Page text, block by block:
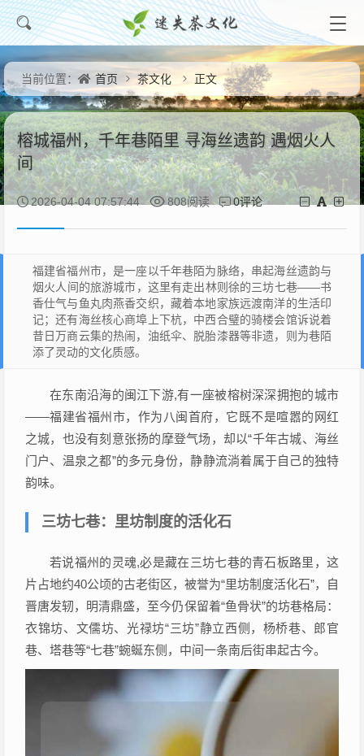
当前位置： 首页 茶文化 正文
榕城福州，千年巷陌里 寻海丝遗韵 遇烟火人
间
2026-04-04 07:57:44 808阅读 0评论
福建省福州市，是一座以千年巷陌为脉络，串起海丝遗韵与
烟火人间的旅游城市，这里有走出林则徐的三坊七巷——书
香仕气与鱼丸肉燕香交织，藏着本地家族远渡南洋的生活印
记；还有海丝核心商埠上下杭，中西合璧的骑楼会馆诉说着
昔日万商云集的热闹，油纸伞、脱胎漆器等非遗，则为巷陌
添了灵动的文化质感。
在东南沿海的闽江下游,有一座被榕树深深拥抱的城市
——福建省福州市，作为八闽首府，它既不是喧嚣的网红
之城，也没有刻意张扬的摩登气场，却以“千年古城、海丝
门户、温泉之都”的多元身份，静静流淌着属于自己的独特
韵味。
三坊七巷：里坊制度的活化石
若说福州的灵魂,必是藏在三坊七巷的青石板路里，这
片占地约40公顷的古老街区，被誉为“里坊制度活化石”，自
晋唐发轫，明清鼎盛，至今仍保留着“鱼骨状”的坊巷格局：
衣锦坊、文儒坊、光禄坊“三坊”静立西侧，杨桥巷、郎官
巷、塔巷等“七巷”蜿蜒东侧，中间一条南后街串起古今。